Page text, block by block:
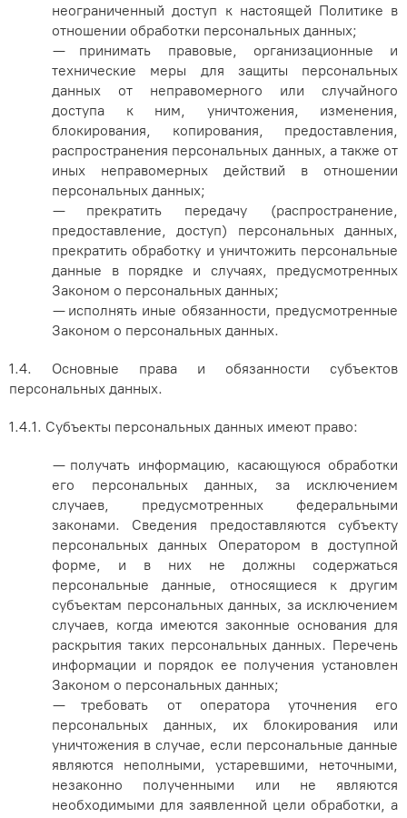
неограниченный доступ к настоящей Политике в
отношении обработки персональных данных;
— принимать правовые, организационные и
технические меры для защиты персональных
данных от неправомерного или случайного
доступа к ним, уничтожения, изменения,
блокирования, копирования, предоставления,
распространения персональных данных, а также от
иных неправомерных действий в отношении
персональных данных;
— прекратить передачу (распространение,
предоставление, доступ) персональных данных,
прекратить обработку и уничтожить персональные
данные в порядке и случаях, предусмотренных
Законом о персональных данных;
— исполнять иные обязанности, предусмотренные
Законом о персональных данных.
1.4. Основные права и обязанности субъектов
персональных данных.
1.4.1. Субъекты персональных данных имеют право:
— получать информацию, касающуюся обработки
его персональных данных, за исключением
случаев, предусмотренных федеральными
законами. Сведения предоставляются субъекту
персональных данных Оператором в доступной
форме, и в них не должны содержаться
персональные данные, относящиеся к другим
субъектам персональных данных, за исключением
случаев, когда имеются законные основания для
раскрытия таких персональных данных. Перечень
информации и порядок ее получения установлен
Законом о персональных данных;
— требовать от оператора уточнения его
персональных данных, их блокирования или
уничтожения в случае, если персональные данные
являются неполными, устаревшими, неточными,
незаконно полученными или не являются
необходимыми для заявленной цели обработки, а